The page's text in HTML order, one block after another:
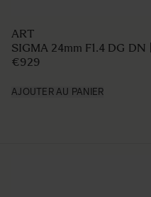
ART
SIGMA 24mm F1.4 DG DN
€929
AJOUTER AU PANIER